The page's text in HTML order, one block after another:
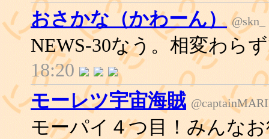
おさかな（かわーん） @skn_
NEWS-30なう。相変わら
18:20
モーレツ宇宙海賊
モーパイ４つ目！みんな